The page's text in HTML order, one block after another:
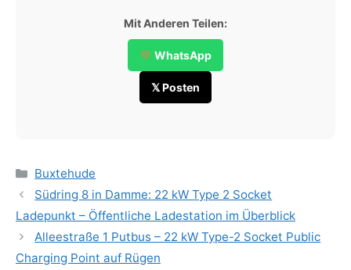
Mit Anderen Teilen:
WhatsApp
𝕏 Posten
Categories
Buxtehude
Südring 8 in Damme: 22 kW Type 2 Socket
Ladepunkt – Öffentliche Ladestation im Überblick
Alleestraße 1 Putbus – 22 kW Type-2 Socket Public
Charging Point auf Rügen